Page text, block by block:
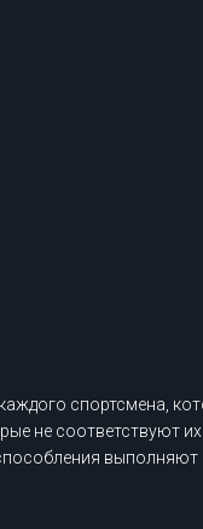
спортсмена,
не соответствуют